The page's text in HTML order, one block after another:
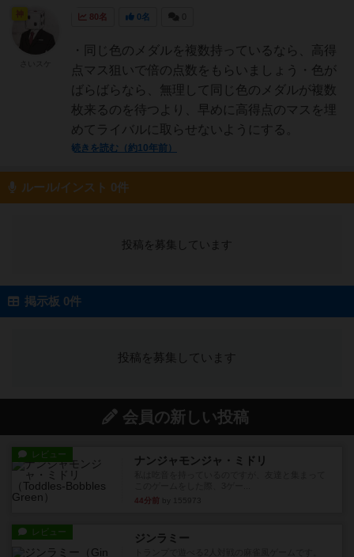
80名 0名
・同じ色のメダルを複数持っているなら、高得
点マス狙いで倍の点数をもらいましょう・色が
ばらばらなら、無理して同じ色のメダルが複数
枚来るのを待つより、早めに高得点のマスを埋
めてライバルに取らせないようにする。
続きを読む（約10年前）
ルール/インスト 0件
投稿を募集しています
掲示板 0件
投稿を募集しています
会員の新しい投稿
レビュー ナンジャモンジャ・ミドリ
44分前
レビュー ジンラミー